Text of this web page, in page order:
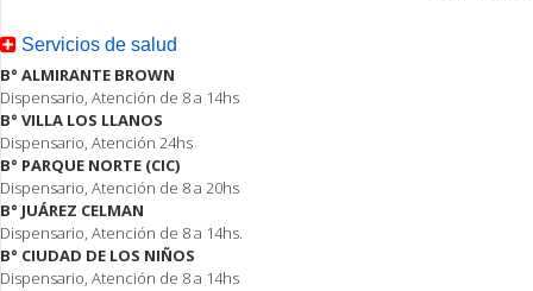
Servicios de salud
B° ALMIRANTE BROWN
Dispensario, Atención de 8 a 14hs
B° VILLA LOS LLANOS
Dispensario, Atención 24hs
B° PARQUE NORTE (CIC)
Dispensario, Atención de 8 a 20hs
B° JUÁREZ CELMAN
Dispensario, Atención de 8 a 14hs.
B° CIUDAD DE LOS NIÑOS
Dispensario, Atención de 8 a 14hs